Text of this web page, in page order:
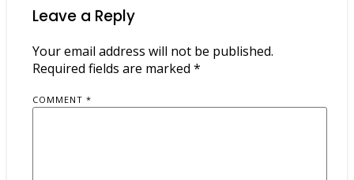
Leave a Reply
Your email address will not be published.
Required fields are marked *
COMMENT *